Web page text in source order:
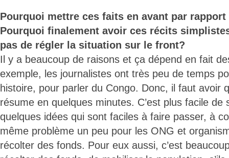
Pourquoi mettre ces faits en avant par rapport
Pourquoi finalement avoir ces récits
pas de régler la situation sur le front?
Il y a beaucoup de raisons et ça dépend en fait
exemple, les journalistes ont très peu de temps
histoire, pour parler du Congo. Donc, il faut avoir
résume en quelques minutes. C’est plus facile de
quelques idées qui sont faciles à faire passer, à
même problème un peu pour les ONG et
récolter des fonds. Pour eux aussi, c’est